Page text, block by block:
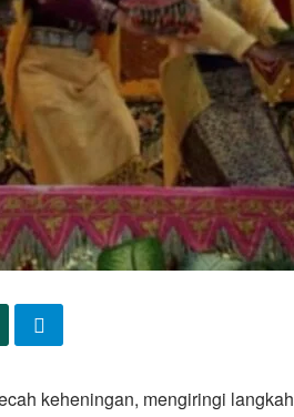
keheningan, mengiringi langkah